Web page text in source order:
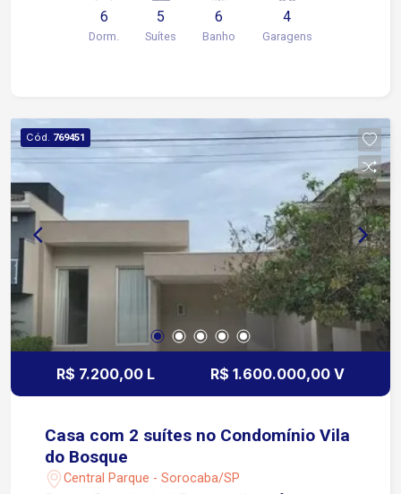
de Sorocaba e à Rodovia Raposo Tavares. Com
uma área total de 630m², este imóvel oferece o
entrada acolhedor, salas de estar e jantar
espaçosas, um lavabo elegante e uma cozinha
completamente equipada. Já no piso superior,
desfrute de cinco suítes, sendo uma máster com
closet e banheira de hidromassagem, além de um
escritório com móveis planejados, ideal para
quem trabalha em casa. A área externa é um
convite ao lazer e ao relaxamento, com um
espaço gourmet equipado com churrasqueira a
carvão e balcão com pia, uma piscina refrescante,
sauna para momentos de tranquilidade, lavabo e
um espaço para guardar seus pertences. Não
perca a oportunidade de viver com luxo, conforto
6
Dorm.
5
Suítes
6
Banho
4
Garagens
Cód. 769451
R$ 7.200,00 L R$ 1.600.000,00 V
Casa com 2 suítes no Condomínio Vila
do Bosque
Central Parque - Sorocaba/SP